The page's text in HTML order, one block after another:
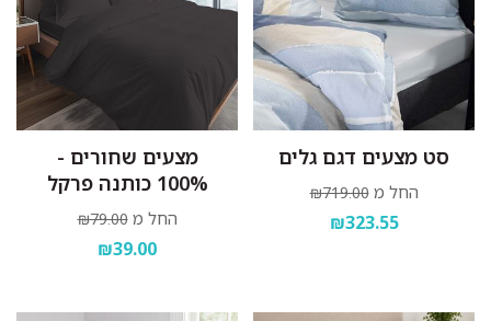
סט מצעים דגם גלים
החל מ ₪719.00
₪323.55
מצעים שחורים -
100% כותנה פרקל
החל מ ₪79.00
₪39.00